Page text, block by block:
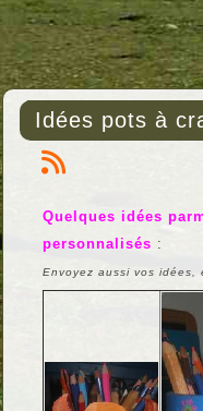
Idées pots à
Quelques idées
personnalisés :
Envoyez aussi vos